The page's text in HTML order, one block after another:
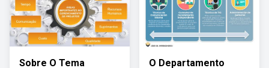
Sobre O Tema O Departamento